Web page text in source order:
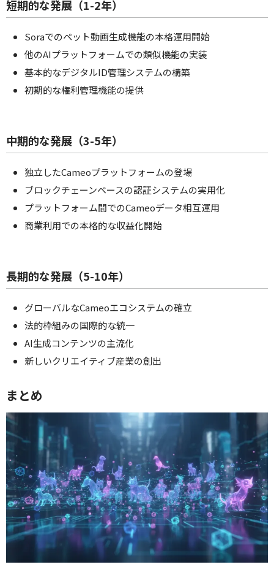
短期的な発展（1-2年）
Soraでのペット動画生成機能の本格運用開始
他のAIプラットフォームでの類似機能の実装
基本的なデジタルID管理システムの構築
初期的な権利管理機能の提供
中期的な発展（3-5年）
独立したCameoプラットフォームの登場
ブロックチェーンベースの認証システムの実用化
プラットフォーム間でのCameoデータ相互運用
商業利用での本格的な収益化開始
長期的な発展（5-10年）
グローバルなCameoエコシステムの確立
法的枠組みの国際的な統一
AI生成コンテンツの主流化
新しいクリエイティブ産業の創出
まとめ